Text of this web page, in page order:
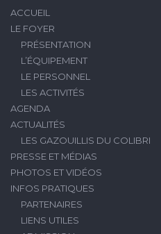
ACCUEIL
LE FOYER
PRÉSENTATION
L’ÉQUIPEMENT
LE PERSONNEL
LES ACTIVITÉS
AGENDA
ACTUALITÉS
LES GAZOUILLIS DU COLIBRI
PRESSE ET MÉDIAS
PHOTOS ET VIDÉOS
INFOS PRATIQUES
PARTENAIRES
LIENS UTILES